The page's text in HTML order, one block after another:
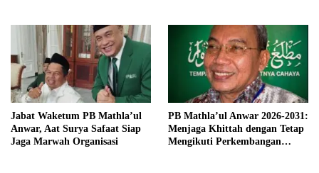
Jabat Waketum PB Mathla’ul
Anwar, Aat Surya Safaat Siap
Jaga Marwah Organisasi
PB Mathla’ul Anwar 2026-2031:
Menjaga Khittah dengan Tetap
Mengikuti Perkembangan